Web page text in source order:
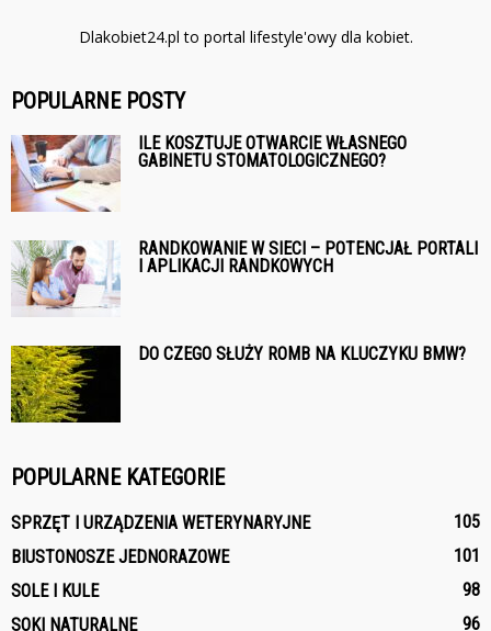
Dlakobiet24.pl to portal lifestyle'owy dla kobiet.
POPULARNE POSTY
ILE KOSZTUJE OTWARCIE WŁASNEGO
GABINETU STOMATOLOGICZNEGO?
RANDKOWANIE W SIECI – POTENCJAŁ PORTALI
I APLIKACJI RANDKOWYCH
DO CZEGO SŁUŻY ROMB NA KLUCZYKU BMW?
POPULARNE KATEGORIE
SPRZĘT I URZĄDZENIA WETERYNARYJNE
105
BIUSTONOSZE JEDNORAZOWE
101
SOLE I KULE
98
SOKI NATURALNE
96